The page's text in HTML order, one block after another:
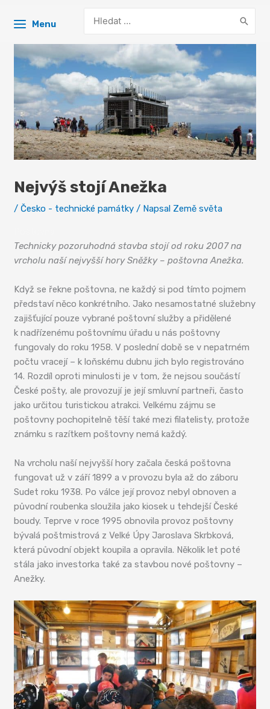
Menu
for:
Nejvýš stojí Anežka
/ Česko - technické památky / Napsal Země světa
Technicky pozoruhodná stavba stojí od roku 2007 na
vrcholu naší nejvyšší hory Sněžky – poštovna Anežka.
Když se řekne poštovna, ne každý si pod tímto pojmem
představí něco konkrétního. Jako nesamostatné služebny
zajišťující pouze vybrané poštovní služby a přidělené
k nadřízenému poštovnímu úřadu u nás poštovny
fungovaly do roku 1958. V poslední době se v nepatrném
počtu vracejí – k loňskému dubnu jich bylo registrováno
14. Rozdíl oproti minulosti je v tom, že nejsou součástí
České pošty, ale provozují je její smluvní partneři, často
jako určitou turistickou atrakci. Velkému zájmu se
poštovny pochopitelně těší také mezi filatelisty, protože
známku s razítkem poštovny nemá každý.
Na vrcholu naší nejvyšší hory začala česká poštovna
fungovat už v září 1899 a v provozu byla až do záboru
Sudet roku 1938. Po válce její provoz nebyl obnoven a
původní roubenka sloužila jako kiosek u tehdejší České
boudy. Teprve v roce 1995 obnovila provoz poštovny
bývalá poštmistrová z Velké Úpy Jaroslava Skrbková,
která původní objekt koupila a opravila. Několik let poté
stála jako investorka také za stavbou nové poštovny –
Anežky.